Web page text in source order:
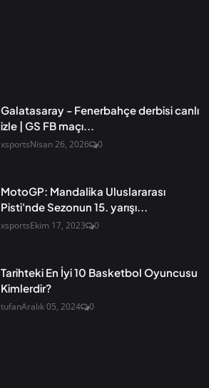
Galatasaray - Fenerbahçe derbisi canlı
izle | GS FB maçı...
xsportsNisan 26, 2026 0
MotoGP: Mandalika Uluslararası
Pisti'nde Sezonun 15. yarışı...
xsportsEkim 17, 2023 0
Tarihteki En İyi 10 Basketbol Oyuncusu
Kimlerdir?
tufanAralık 05, 2024 0